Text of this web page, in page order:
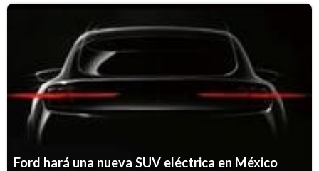
Ford hará una nueva SUV eléctrica en México